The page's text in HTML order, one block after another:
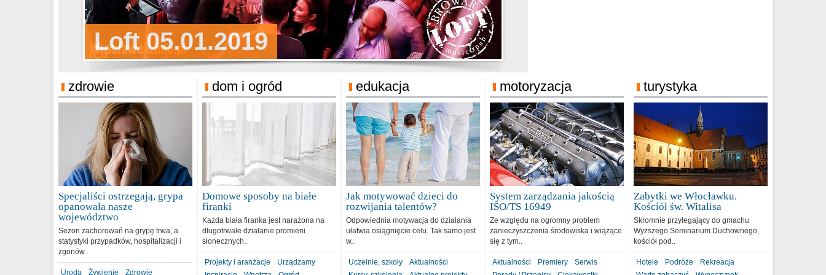
Loft 05.01.2019
Sylwester Podgrodzie 31.12.2018
Sylwester Pensjonat Michelin
31.12.2018
zdrowie
Specjaliści ostrzegają, grypa
opanowała nasze
województwo
Sezon zachorowań na grypę trwa, a
statystyki przypadków, hospitalizacji i
zgonów..
Uroda Żywienie Zdrowie
dom i ogród
Domowe sposoby na białe
firanki
Każda biała firanka jest narażona na
długotrwałe działanie promieni
słonecznych..
Projekty i aranżacje
Urządzamy
edukacja
Jak motywować dzieci do
rozwijania talentów?
Odpowiednia motywacja do działania
ułatwia osiągnięcie celu. Tak samo jest
w..
Uczelnie, szkoły
Aktualności
motoryzacja
System zarządzania jakością
ISO/TS 16949
Ze względu na ogromny problem
zanieczyszczenia środowiska i wiążące
się z tym..
Aktualności Premiery
Serwis
turystyka
Zabytki we Włocławku.
Kościół św. Witalisa
Skromnie przylegający do gmachu
Wyższego Seminarium Duchownego,
kościół pod..
Hotele Podróże
Rekreacja